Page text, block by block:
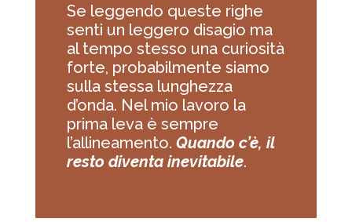
Se leggendo queste righe
senti un leggero disagio ma
al tempo stesso una curiosità
forte, probabilmente siamo
sulla stessa lunghezza
d’onda. Nel mio lavoro la
prima leva è sempre
l’allineamento. Quando c’è, il
resto diventa inevitabile.